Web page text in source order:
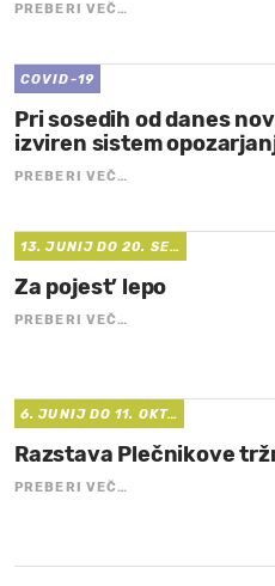
PREBERI VEČ…
COVID-19
Pri sosedih od danes
izviren sistem
PREBERI VEČ…
13. JUNIJ DO 20. SE…
Za pojest’ lepo
PREBERI VEČ…
6. JUNIJ DO 11. OKT…
Razstava Plečnikove
PREBERI VEČ…